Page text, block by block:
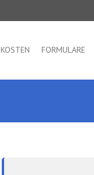
KOSTEN FORMULARE